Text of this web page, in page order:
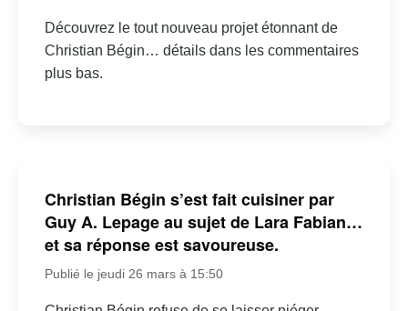
Découvrez le tout nouveau projet étonnant de
Christian Bégin… détails dans les commentaires
plus bas.
Christian Bégin s’est fait cuisiner par
Guy A. Lepage au sujet de Lara Fabian…
et sa réponse est savoureuse.
Publié le jeudi 26 mars à 15:50